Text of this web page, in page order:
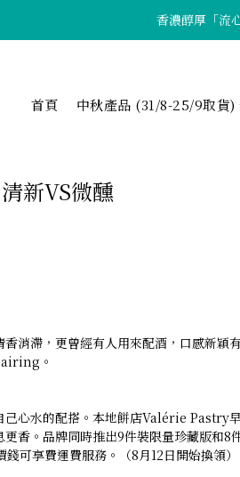
香濃醇厚「流
首頁 中秋產品 (31/8-25/9取貨)
新VS微醺
消滯，更曾經有人用來配酒，口感新
。
己心水的配搭。本地餅店Valérie Pastry
香。品牌同時推出9件裝限量珍藏版和
可享費運費服務。（8月12日開始換領）